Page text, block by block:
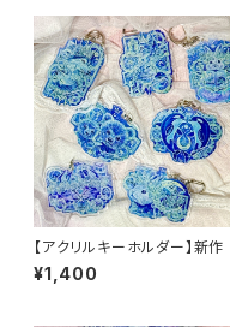
【アクリルキーホルダー】新作
¥1,400